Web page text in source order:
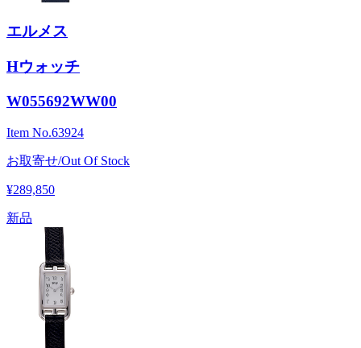
エルメス
Hウォッチ
W055692WW00
Item No.63924
お取寄せ/Out Of Stock
¥289,850
新品